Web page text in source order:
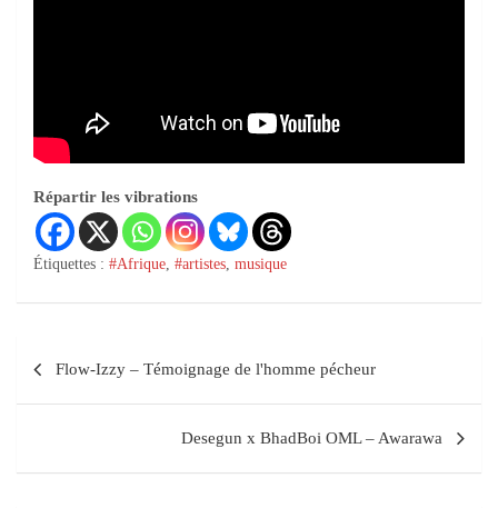
Répartir les vibrations
Étiquettes : #Afrique, #artistes, musique
Flow-Izzy – Témoignage de l'homme pécheur
Desegun x BhadBoi OML – Awarawa